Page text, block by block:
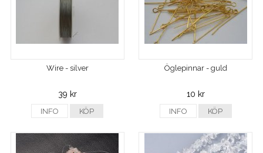
Wire - silver
39 kr
INFO KÖP
Öglepinnar - guld
10 kr
INFO KÖP